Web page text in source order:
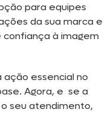
para equipes
da sua marca e
confiança à imagem
essencial no
Agora, e se a
seu atendimento,